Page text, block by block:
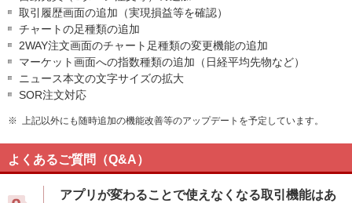
取引履歴画面の追加（実現損益等を確認）
チャートの足種類の追加
2WAY注文画面のチャート足種類の変更機能の追加
マーケット画面への指数種類の追加（日経平均先物など）
ニュース本文の文字サイズの拡大
SOR注文対応
※ 上記以外にも随時追加の機能改善等のアップデートを予定しています。
よくあるご質問（Q&A）
アプリが変わることで使えなくなる取引機能はあ